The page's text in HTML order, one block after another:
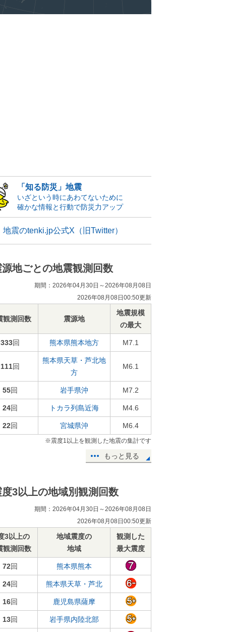
「知る防災」地震
いざという時にあわてないために
確かな情報と行動で防災力アップ
地震のtenki.jp公式X（旧Twitter）
源地ごとの地震観測回数
期間：2026年04月30日～2026年08月08日
2026年08月08日00:50更新
観測回数 震源地
地震規模
の最大
333回 熊本県熊本地方 M7.1
111回
熊本県天草・芦北地
方
M6.1
55回 岩手県沖 M7.2
24回 トカラ列島近海 M4.6
22回 宮城県沖 M6.4
※震度1以上を観測した地震の集計です
もっと見る
度3以上の地域別観測回数
期間：2026年04月30日～2026年08月08日
2026年08月08日00:50更新
3以上の
観測回数
地域震度の
地域
観測した
最大震度
72回 熊本県熊本
24回 熊本県天草・芦北
16回 鹿児島県薩摩
13回 岩手県内陸北部